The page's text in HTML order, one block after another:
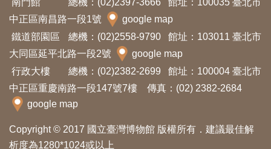
南門館
總機：(02)2397-3666
館址：100035 臺北市
中正區南昌路一段1號
google map
鐵道部園區
總機：(02)2558-9790
館址：103011 臺北市
大同區延平北路一段2號
google map
行政大樓
總機：(02)2382-2699
館址：100004 臺北市
中正區重慶南路一段147號7樓 傳真：(02) 2382-2684
google map
Copyright © 2017 國立臺灣博物館 版權所有．建議最佳解
析度為1280*1024或以上